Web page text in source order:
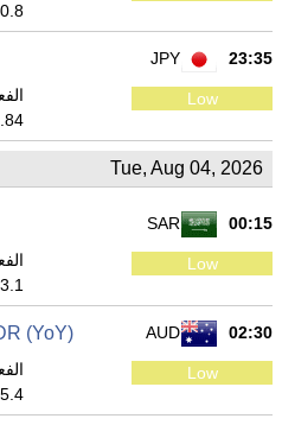
0.8%
23:35
JPY
Low
Tue, Aug 04, 2026
00:15
SAR
Low
02:30
AUD
(YoY)
Low